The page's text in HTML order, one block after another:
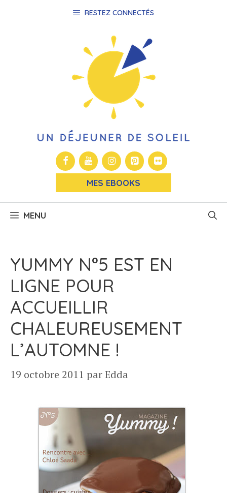
RESTEZ CONNECTÉS
MES EBOOKS
MENU
YUMMY N°5 EST EN
LIGNE POUR
ACCUEILLIR
CHALEUREUSEMENT
L’AUTOMNE !
19 octobre 2011 parEdda